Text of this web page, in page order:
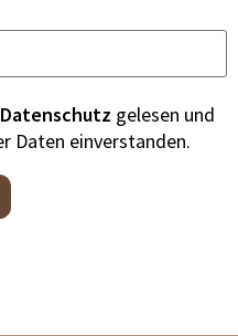
gele­sen und
Daten ein­ver­stan­den.